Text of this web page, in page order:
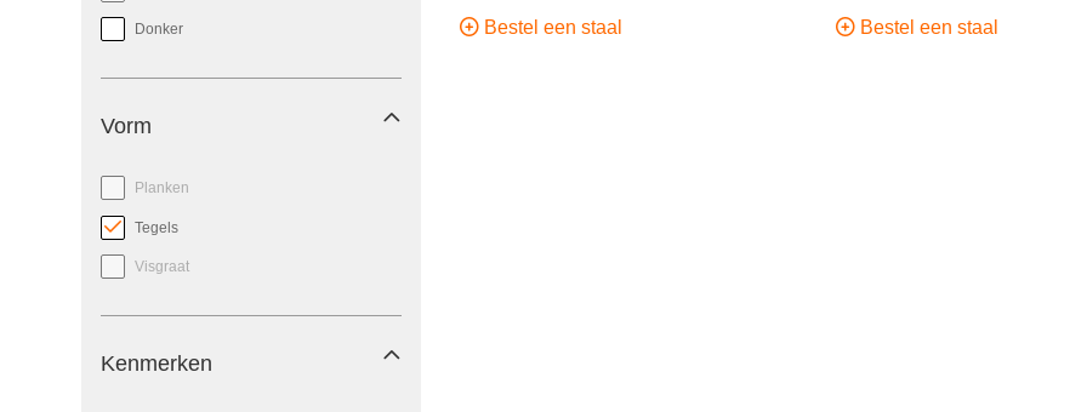
Donker
Vorm
Planken
Tegels
Visgraat
Kenmerken
Bestel een staal Bestel een staal